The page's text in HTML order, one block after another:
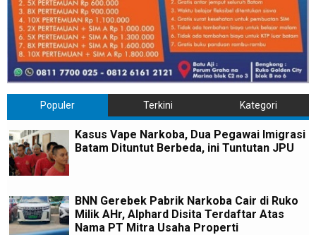
Populer Terkini Kategori
Kasus Vape Narkoba, Dua Pegawai Imigrasi
Batam Dituntut Berbeda, ini Tuntutan JPU
BNN Gerebek Pabrik Narkoba Cair di Ruko
Milik AHr, Alphard Disita Terdaftar Atas
Nama PT Mitra Usaha Properti